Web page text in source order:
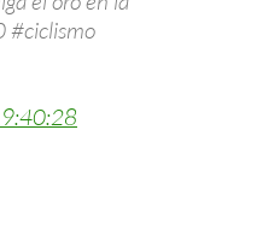
#ciclismo